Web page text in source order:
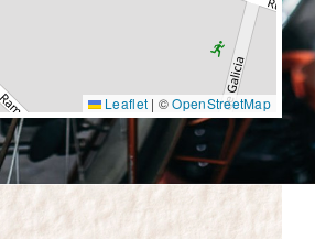
Leaflet | ©OpenStreetMap